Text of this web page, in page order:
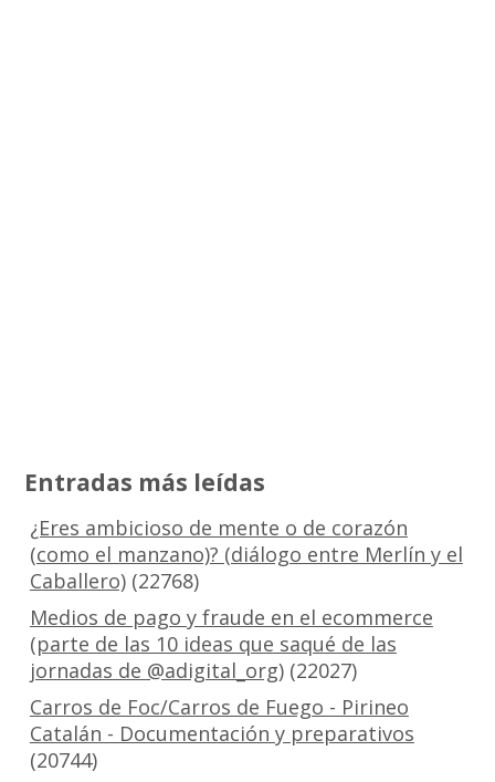
Entradas más leídas
¿Eres ambicioso de mente o de corazón
(como el manzano)? (diálogo entre Merlín y el
Caballero)(22768)
Medios de pago y fraude en el ecommerce
(parte de las 10 ideas que saqué de las
jornadas de @adigital_org)(22027)
Carros de Foc/Carros de Fuego - Pirineo
Catalán - Documentación y preparativos
(20744)